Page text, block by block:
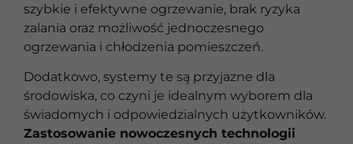
szybkie i efektywne ogrzewanie, brak ryzyka
zalania oraz możliwość jednoczesnego
ogrzewania i chłodzenia pomieszczeń.
Dodatkowo, systemy te są przyjazne dla
środowiska, co czyni je idealnym wyborem dla
świadomych i odpowiedzialnych użytkowników.
Zastosowanie nowoczesnych technologii